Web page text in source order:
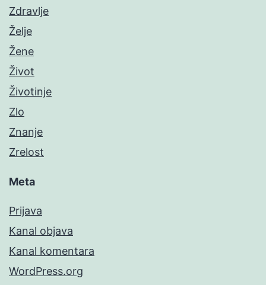
Zdravlje
Želje
Žene
Život
Životinje
Zlo
Znanje
Zrelost
Meta
Prijava
Kanal objava
Kanal komentara
WordPress.org